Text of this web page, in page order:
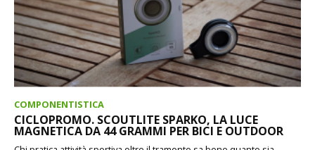
COMPONENTISTICA
CICLOPROMO. SCOUTLITE SPARKO, LA LUCE
MAGNETICA DA 44 GRAMMI PER BICI E OUTDOOR